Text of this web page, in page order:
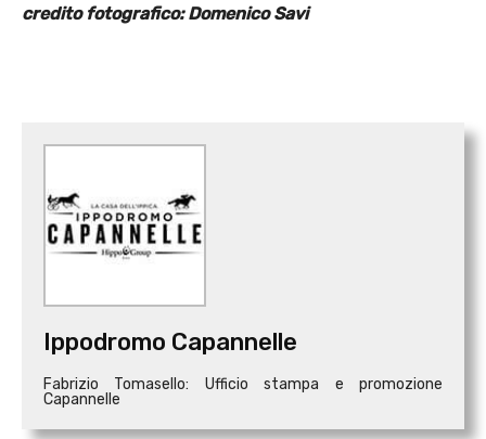
credito fotografico: Domenico Savi
Ippodromo Capannelle
Fabrizio Tomasello: Ufficio stampa e promozione
Capannelle